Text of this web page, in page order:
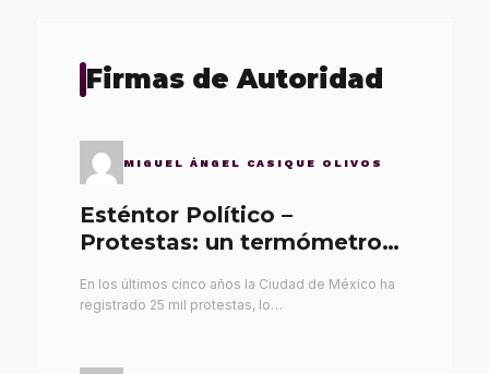
Firmas de Autoridad
MIGUEL ÁNGEL CASIQUE OLIVOS
Esténtor Político –
Protestas: un termómetro
En los últimos cinco años la Ciudad de México ha
registrado 25 mil protestas, lo…